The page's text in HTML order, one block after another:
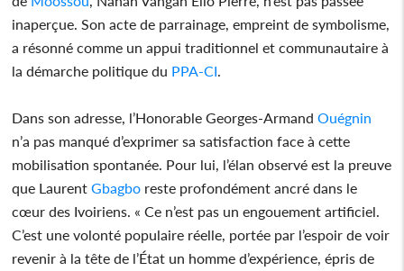
inaperçue. Son acte de parrainage, empreint de symbolisme,
a résonné comme un appui traditionnel et communautaire à
la démarche politique du PPA-CI
Dans son adresse, l’Honorable Georges-ArmandOuégnin
n’a pas manqué d’exprimer sa satisfaction face à cette
mobilisation spontanée. Pour lui, l’élan observé est la preuve
que LaurentGbagbo reste profondément ancré dans le
cœur des Ivoiriens. « Ce n’est pas un engouement artificiel.
C’est une volonté populaire réelle, portée par l’espoir de voir
revenir à la tête de l’État un homme d’expérience, épris de